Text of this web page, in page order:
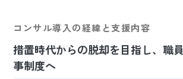
コンサル導入の経緯と支援内容
措置時代からの脱却を目指し、職
事制度へ